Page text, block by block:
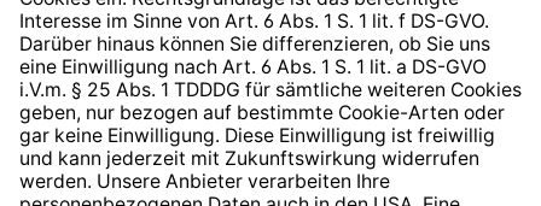
Barrierefreiheit